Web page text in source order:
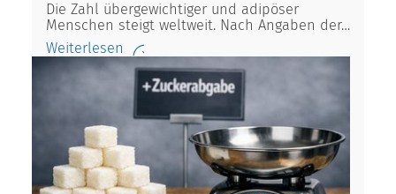
Die Zahl übergewichtiger und adipöser
Menschen steigt weltweit. Nach Angaben der…
Weiterlesen